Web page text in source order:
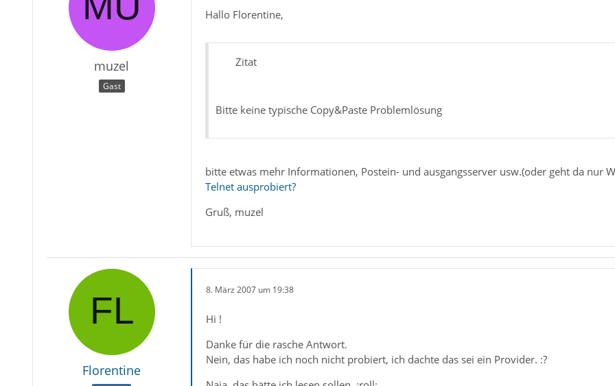
muzel
Gast
Hallo Florentine,
Zitat
Bitte keine typische Copy&Paste Problemlösung
bitte etwas mehr Informationen, Postein- und ausgangsserver usw.(oder geht da nur
Telnet ausprobiert?
Gruß, muzel
Florentine
8. März 2007 um 19:38
Hi !
Danke für die rasche Antwort.
Nein, das habe ich noch nicht probiert, ich dachte das sei ein Provider. :?